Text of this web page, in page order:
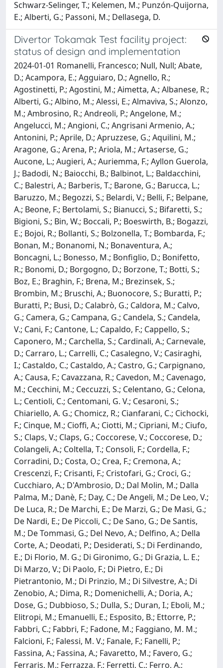
Schwarz-Selinger, T.; Kelemen, M.; Punzón-Quijorna,
E.; Alberti, G.; Passoni, M.; Dellasega, D.
Divertor Tokamak Test facility project:
status of design and implementation
2024-01-01 Romanelli, Francesco; Null, Null; Abate,
D.; Acampora, E.; Agguiaro, D.; Agnello, R.;
Agostinetti, P.; Agostini, M.; Aimetta, A.; Albanese, R.;
Alberti, G.; Albino, M.; Alessi, E.; Almaviva, S.; Alonzo,
M.; Ambrosino, R.; Andreoli, P.; Angelone, M.;
Angelucci, M.; Angioni, C.; Angrisani Armenio, A.;
Antonini, P.; Aprile, D.; Apruzzese, G.; Aquilini, M.;
Aragone, G.; Arena, P.; Ariola, M.; Artaserse, G.;
Aucone, L.; Augieri, A.; Auriemma, F.; Ayllon Guerola,
J.; Badodi, N.; Baiocchi, B.; Balbinot, L.; Baldacchini,
C.; Balestri, A.; Barberis, T.; Barone, G.; Barucca, L.;
Baruzzo, M.; Begozzi, S.; Belardi, V.; Belli, F.; Belpane,
A.; Beone, F.; Bertolami, S.; Bianucci, S.; Bifaretti, S.;
Bigioni, S.; Bin, W.; Boccali, P.; Boeswirth, B.; Bogazzi,
E.; Bojoi, R.; Bollanti, S.; Bolzonella, T.; Bombarda, F.;
Bonan, M.; Bonanomi, N.; Bonaventura, A.;
Boncagni, L.; Bonesso, M.; Bonfiglio, D.; Bonifetto,
R.; Bonomi, D.; Borgogno, D.; Borzone, T.; Botti, S.;
Boz, E.; Braghin, F.; Brena, M.; Brezinsek, S.;
Brombin, M.; Bruschi, A.; Buonocore, S.; Buratti, P.;
Buratti, P.; Busi, D.; Calabrò, G.; Caldora, M.; Calvo,
G.; Camera, G.; Campana, G.; Candela, S.; Candela,
V.; Cani, F.; Cantone, L.; Capaldo, F.; Cappello, S.;
Caponero, M.; Carchella, S.; Cardinali, A.; Carnevale,
D.; Carraro, L.; Carrelli, C.; Casalegno, V.; Casiraghi,
I.; Castaldo, C.; Castaldo, A.; Castro, G.; Carpignano,
A.; Causa, F.; Cavazzana, R.; Cavedon, M.; Cavenago,
M.; Cecchini, M.; Ceccuzzi, S.; Celentano, G.; Celona,
L.; Centioli, C.; Centomani, G. V.; Cesaroni, S.;
Chiariello, A. G.; Chomicz, R.; Cianfarani, C.; Cichocki,
F.; Cinque, M.; Cioffi, A.; Ciotti, M.; Cipriani, M.; Ciufo,
S.; Claps, V.; Claps, G.; Coccorese, V.; Coccorese, D.;
Colangeli, A.; Coltella, T.; Consoli, F.; Cordella, F.;
Corradini, D.; Costa, O.; Crea, F.; Cremona, A.;
Crescenzi, F.; Crisanti, F.; Cristofari, G.; Croci, G.;
Cucchiaro, A.; D'Ambrosio, D.; Dal Molin, M.; Dalla
Palma, M.; Danè, F.; Day, C.; De Angeli, M.; De Leo, V.;
De Luca, R.; De Marchi, E.; De Marzi, G.; De Masi, G.;
De Nardi, E.; De Piccoli, C.; De Sano, G.; De Santis,
M.; De Tommasi, G.; Del Nevo, A.; Delfino, A.; Della
Corte, A.; Deodati, P.; Desiderati, S.; Di Ferdinando,
E.; Di Florio, M. G.; Di Gironimo, G.; Di Grazia, L. E.;
Di Marzo, V.; Di Paolo, F.; Di Pietro, E.; Di
Pietrantonio, M.; Di Prinzio, M.; Di Silvestre, A.; Di
Zenobio, A.; Dima, R.; Domenichelli, A.; Doria, A.;
Dose, G.; Dubbioso, S.; Dulla, S.; Duran, I.; Eboli, M.;
Elitropi, M.; Emanuelli, E.; Esposito, B.; Ettorre, P.;
Fabbri, C.; Fabbri, F.; Fadone, M.; Faggiano, M. M.;
Falcioni, F.; Falessi, M. V.; Fanale, F.; Fanelli, P.;
Fassina, A.; Fassina, A.; Favaretto, M.; Favero, G.;
Ferraris, M.; Ferrazza, F.; Ferretti, C.; Ferro, A.;